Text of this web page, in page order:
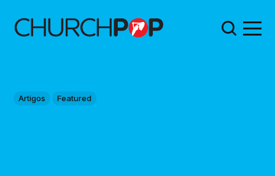
Artigos Featured